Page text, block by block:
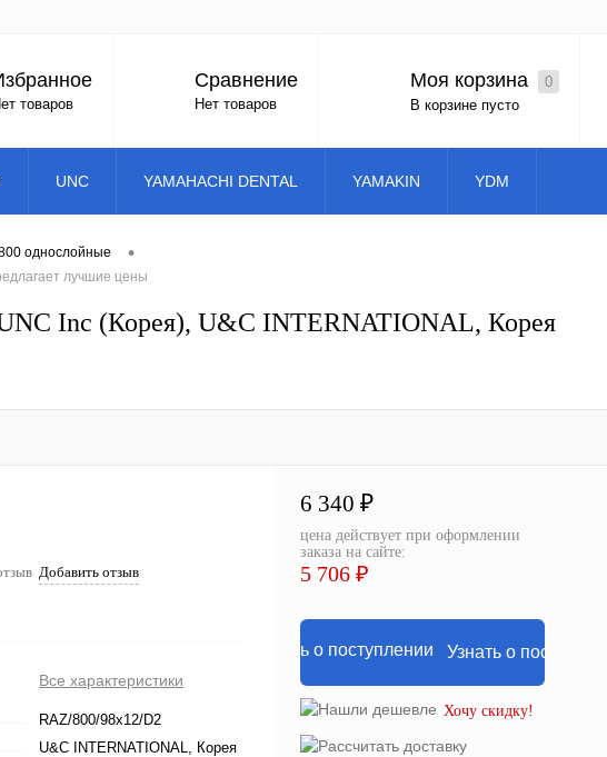
Вход Регистрация
товаров
Сравнение
Нет товаров
Моя корзина
0
В корзине пусто
UNC YAMAHACHI DENTAL YAMAKIN YDM
однослойные •
лучшие цены
Inc (Корея), U&C INTERNATIONAL, Корея
Добавить отзыв
Все характеристики
RAZ/800/98x12/D2
U&C INTERNATIONAL, Корея
6 340 ₽
цена действует при оформлении
заказа на сайте:
5 706 ₽
Узнать о
Хочу скидку!